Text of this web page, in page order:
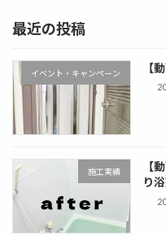
最近の投稿
イベント・キャンペーン 【
施工実績
【
り